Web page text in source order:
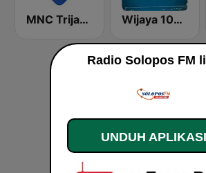
MNC Trijaya 104.6 FM Wijaya 103.5 FM
Radio Solopos FM
UNDUH APLIKASI